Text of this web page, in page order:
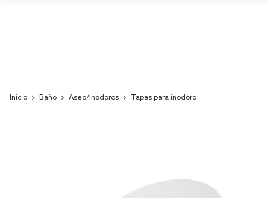
Inicio Baño Aseo/Inodoros Tapas para inodoro